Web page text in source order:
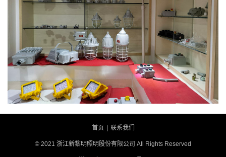
首页 联系我们
© 2021 浙江新黎明照明股份有限公司 All Rights Reserved